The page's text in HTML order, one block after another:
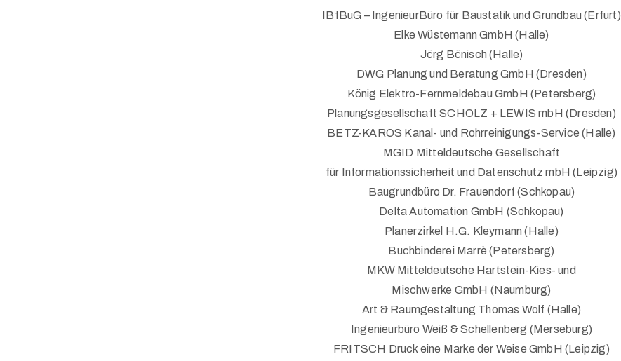
IBfBuG – IngenieurBüro für Baustatik und Grundbau (Erfurt)
Elke Wüstemann GmbH (Halle)
Jörg Bönisch (Halle)
DWG Planung und Beratung GmbH (Dresden)
König Elektro-Fernmeldebau GmbH (Petersberg)
Planungsgesellschaft SCHOLZ + LEWIS mbH (Dresden)
BETZ-KAROS Kanal- und Rohrreinigungs-Service (Halle)
MGID Mitteldeutsche Gesellschaft
für Informationssicherheit und Datenschutz mbH (Leipzig)
Baugrundbüro Dr. Frauendorf (Schkopau)
Delta Automation GmbH (Schkopau)
Planerzirkel H.G. Kleymann (Halle)
Buchbinderei Marrè (Petersberg)
MKW Mitteldeutsche Hartstein-Kies- und
Mischwerke GmbH (Naumburg)
Art & Raumgestaltung Thomas Wolf (Halle)
Ingenieurbüro Weiß & Schellenberg (Merseburg)
FRITSCH Druck eine Marke der Weise GmbH (Leipzig)